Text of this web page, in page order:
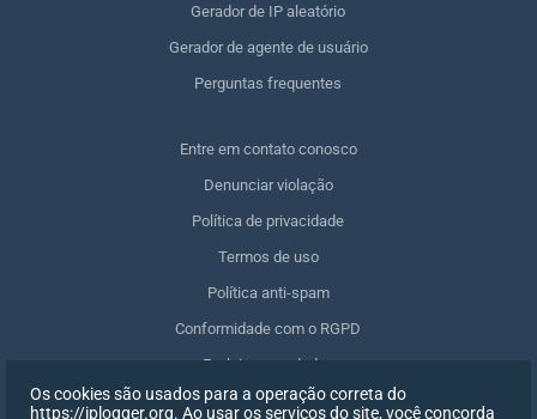
Gerador de IP aleatório
Gerador de agente de usuário
Perguntas frequentes
Entre em contato conosco
Denunciar violação
Política de privacidade
Termos de uso
Política anti-spam
Conformidade com o RGPD
Excluir meus dados
Retirar o consentimento
Os cookies são usados para a operação correta do
https://iplogger.org. Ao usar os serviços do site, você concorda